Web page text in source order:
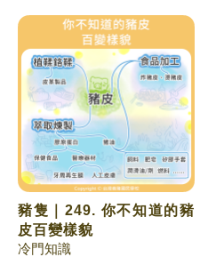
豬隻｜249. 你不知道的豬
皮百變樣貌
冷門知識